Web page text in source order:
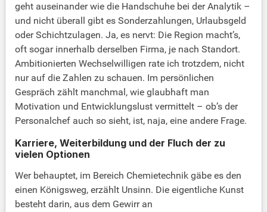
geht auseinander wie die Handschuhe bei der Analytik –
und nicht überall gibt es Sonderzahlungen, Urlaubsgeld
oder Schichtzulagen. Ja, es nervt: Die Region macht’s,
oft sogar innerhalb derselben Firma, je nach Standort.
Ambitionierten Wechselwilligen rate ich trotzdem, nicht
nur auf die Zahlen zu schauen. Im persönlichen
Gespräch zählt manchmal, wie glaubhaft man
Motivation und Entwicklungslust vermittelt – ob’s der
Personalchef auch so sieht, ist, naja, eine andere Frage.
Karriere, Weiterbildung und der Fluch der zu
vielen Optionen
Wer behauptet, im Bereich Chemietechnik gäbe es den
einen Königsweg, erzählt Unsinn. Die eigentliche Kunst
besteht darin, aus dem Gewirr an